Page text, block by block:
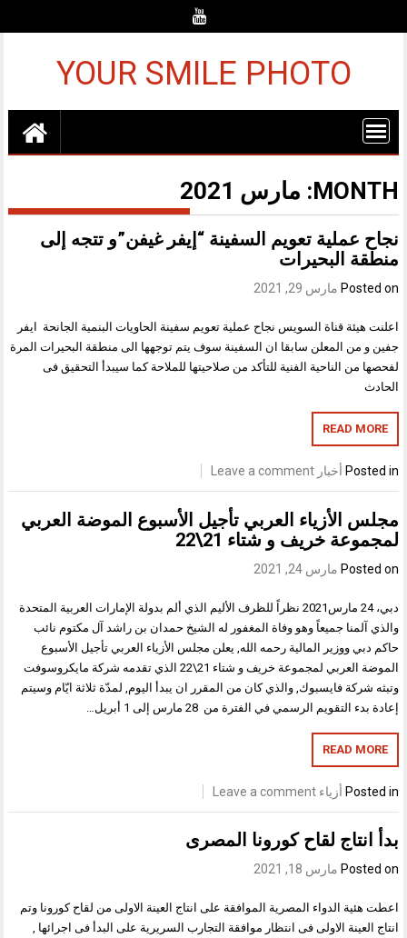
YOUR SMILE PHOTO
MONTH: مارس 2021
نجاح عملية تعويم السفينة “إيفر غيفن”و تتجه إلى
منطقة البحيرات
Posted on مارس 29, 2021
اعلنت هيئة قناة السويس نجاح عملية تعويم سفينة الحاويات البنمية الجانحة ايفر
جفين و من المعلن سابقا ان السفينة سوف يتم توجهها الى منطقة البحيرات المرة
لفحصها من الناحية الفنية للتأكد من صلاحيتها للملاحة كما سيبدأ التحقيق فى
الحادث
READ MORE
Posted in أخبار Leave a comment
مجلس الأزياء العربي تأجيل الأسبوع الموضة العربي
لمجموعة خريف و شتاء 21\22
Posted on مارس 24, 2021
دبي، 24 مارس2021 نظراً للظرف الأليم الذي ألم بدولة الإمارات العربية المتحدة
والذي آلمنا جميعاً وهو وفاة المغفور له الشيخ حمدان بن راشد آل مكتوم نائب
حاكم دبي ووزير المالية رحمه الله, يعلن مجلس الأزياء العربي تأجيل الأسبوع
الموضة العربي لمجموعة خريف و شتاء 21\22 الذي تقدمه شركة مايكروسوفت
وتبثه شركة فايسبوك, والذي كان من المقرر ان يبدأ اليوم, لمدّة ثلاثة ايّام وسيتم
إعادة بدء التقويم الرسمي في الفترة من 28 مارس إلى 1 أبريل…
READ MORE
Posted in أزياء Leave a comment
بدأ انتاج لقاح كورونا المصرى
Posted on مارس 18, 2021
اعطت هئية الدواء المصرية الموافقة على انتاج العينة الاولى من لقاح كورونا وتم
انتاج العينة الاولى فى انتظار موافقة التجارب السريرية على البدأ فى اجرائها ,